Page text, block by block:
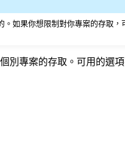
。如果你想限制對你專案的存取，
別專案的存取。可用的選項